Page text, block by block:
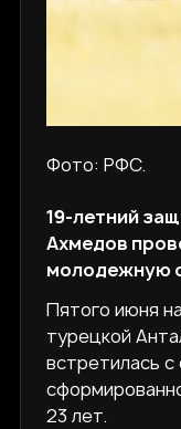
Фото: РФС.
19-летний
Ахмедов
молодежную
Пятого июня
турецкой
встретилась с
23 лет.